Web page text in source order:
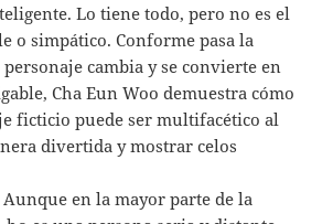
Lo tiene todo, pero no es el
o simpático. Conforme pasa la
cambia y se convierte en
Cha Eun Woo demuestra cómo
ficticio puede ser multifacético al
divertida y mostrar celos
Aunque en la mayor parte de la